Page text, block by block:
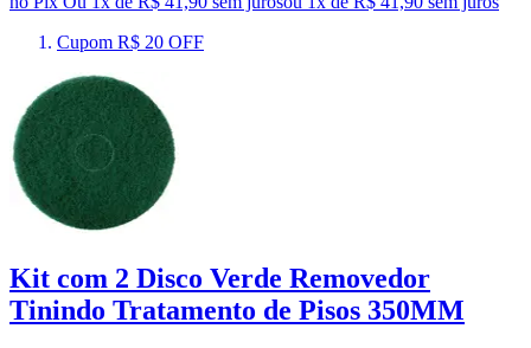
Cupom R$ 20 OFF
Kit com 2 Disco Verde Removedor
Tinindo Tratamento de Pisos 350MM